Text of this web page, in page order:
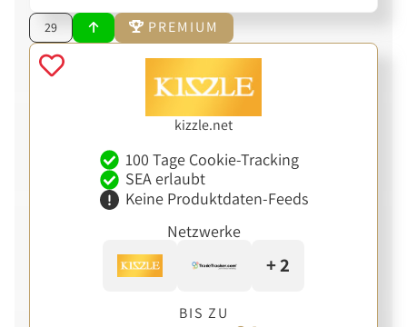
29 PREMIUM
kizzle.net
100 Tage Cookie-Tracking
SEA erlaubt
Keine Produktdaten-Feeds
Netzwerke
+ 2
BIS ZU